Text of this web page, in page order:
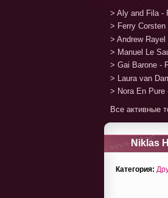
> Aly and Fila -
> Ferry Corsten
> Andrew
> Manuel Le
> Gai Barone -
> Laura van
> Nora En Pure
Все активные
Niklas
Категория: